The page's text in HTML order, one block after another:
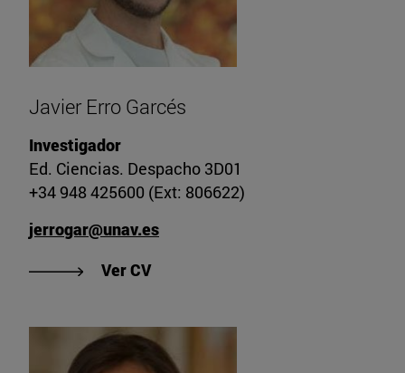
Javier Erro Garcés
Investigador
Ed. Ciencias. Despacho 3D01
+34 948 425600 (Ext: 806622)
jerrogar@unav.es
Ver CV"Ver CV de Javier Erro Garcés"